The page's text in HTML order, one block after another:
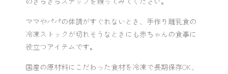
ママやパパの体調がすぐれないとき、手作り離乳食の
冷凍ストックが切れそうなときにも赤ちゃんの食事に
役立つアイテムです。
国産の原材料にこだわった食材を冷凍で長期保存OK、